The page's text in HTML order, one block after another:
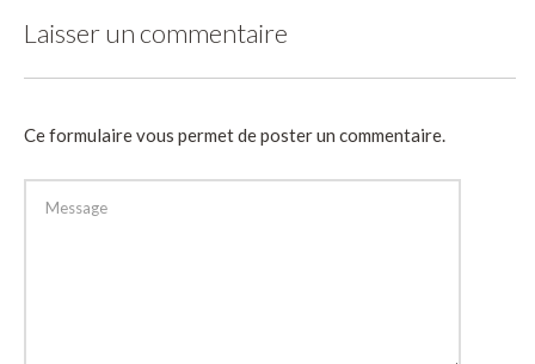
Laisser un commentaire
Ce formulaire vous permet de poster un commentaire.